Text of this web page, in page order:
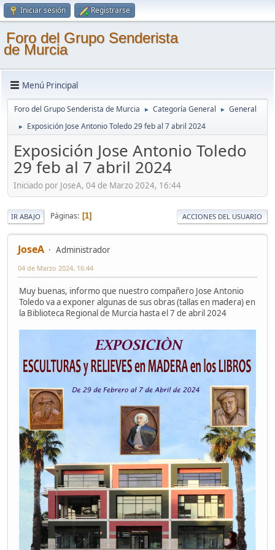
Iniciar sesión Registrarse
Foro del Grupo Senderista
de Murcia
Menú Principal
Foro del Grupo Senderista de Murcia ► Categoría General ► General
► Exposición Jose Antonio Toledo 29 feb al 7 abril 2024
Exposición Jose Antonio Toledo
29 feb al 7 abril 2024
Iniciado por JoseA, 04 de Marzo 2024, 16:44
IR ABAJO Páginas 1 ACCIONES DEL USUARIO
JoseA Administrador
04 de Marzo 2024, 16:44
Muy buenas, informo que nuestro compañero Jose Antonio
Toledo va a exponer algunas de sus obras (tallas en madera) en
la Biblioteca Regional de Murcia hasta el 7 de abril 2024